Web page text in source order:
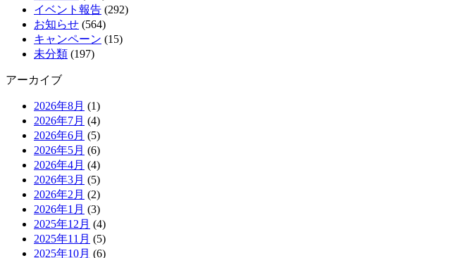
イベント報告 (292)
お知らせ (564)
キャンペーン (15)
未分類 (197)
アーカイブ
2026年8月 (1)
2026年7月 (4)
2026年6月 (5)
2026年5月 (6)
2026年4月 (4)
2026年3月 (5)
2026年2月 (2)
2026年1月 (3)
2025年12月 (4)
2025年11月 (5)
2025年10月 (6)